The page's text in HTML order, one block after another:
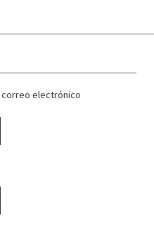
electrónico